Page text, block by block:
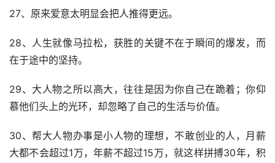
27、原来爱意太明显会把人推得更远。
28、人生就像马拉松，获胜的关键不在于瞬间的爆发，而
在于途中的坚持。
29、大人物之所以高大，往往是因为你自己在跪着；你仰
慕他们头上的光环，却忽略了自己的生活与价值。
30、帮大人物办事是小人物的理想，不敢创业的人，月薪
大都不会超过1万，年薪不超过15万，就这样拼搏30年，积